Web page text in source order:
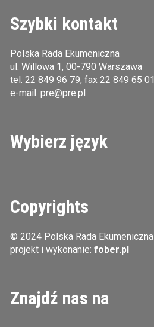
Szybki kontakt
Polska Rada Ekumeniczna
ul. Willowa 1, 00-790 Warszawa
tel. 22 849 96 79, fax 22 849 65 01
e-mail: pre@pre.pl
Wybierz język
Copyrights
© 2024 Polska Rada Ekumeniczna
projekt i wykonanie: fober.pl
Znajdź nas na